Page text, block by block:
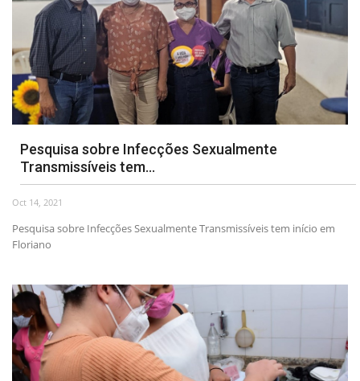
Pesquisa sobre Infecções Sexualmente
Transmissíveis tem...
Oct 14, 2021
Pesquisa sobre Infecções Sexualmente Transmissíveis tem início em
Floriano